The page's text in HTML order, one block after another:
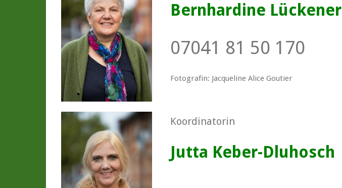
Bernhardine Lückener
07041 81 50 170
Fotografin: Jacqueline Alice Goutier
Koordinatorin
Jutta Keber-Dluhosch